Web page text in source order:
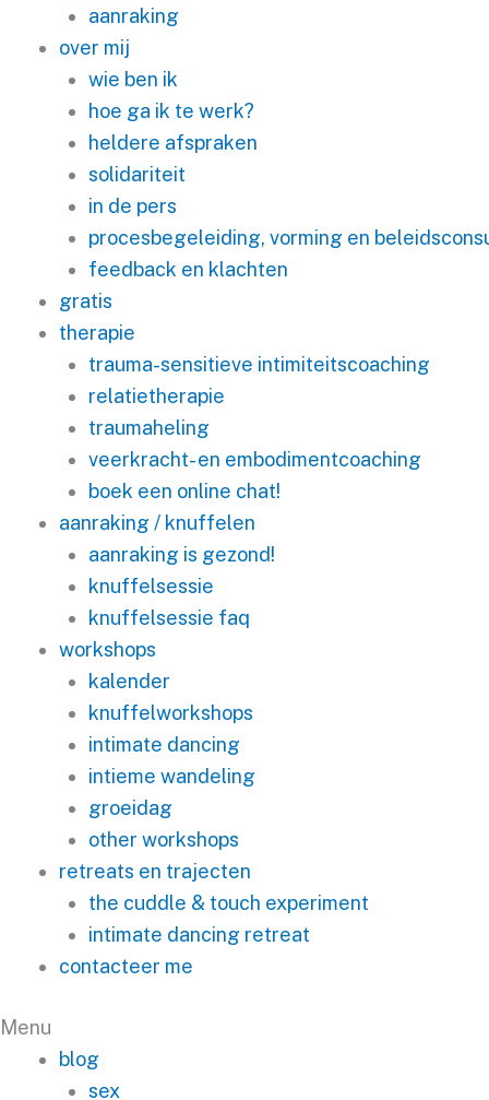
aanraking
over mij
wie ben ik
hoe ga ik te werk?
heldere afspraken
solidariteit
in de pers
procesbegeleiding, vorming en
feedback en klachten
gratis
therapie
trauma-sensitieve intimiteitscoaching
relatietherapie
traumaheling
veerkracht- en embodimentcoaching
boek een online chat!
aanraking / knuffelen
aanraking is gezond!
knuffelsessie
knuffelsessie faq
workshops
kalender
knuffelworkshops
intimate dancing
intieme wandeling
groeidag
other workshops
retreats en trajecten
the cuddle & touch experiment
intimate dancing retreat
contacteer me
Menu
blog
sex